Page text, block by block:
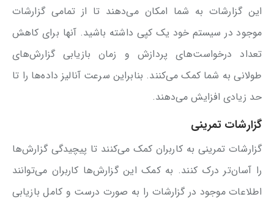
این گزارشات به شما امکان می‌دهند تا از تمامی گزارشات
موجود در سیستم خود یک کپی داشته باشید. آنها برای کاهش
تعداد درخواست‌های پردازش و زمان بازیابی گزارش‌های
طولانی به شما کمک می‌کنند. بنابراین سرعت آنالیز داده‌ها را تا
حد زیادی افزایش می‌دهند.
گزارشات تمرینی
گزارشات تمرینی به کاربران کمک می‌کنند تا پیچیدگی گزارش‌ها
را آسان‌تر درک کنند. به کمک این گزارش‌ها کاربران می‌توانند
اطلاعات موجود در گزارشات را به صورت درست و کامل بازیابی